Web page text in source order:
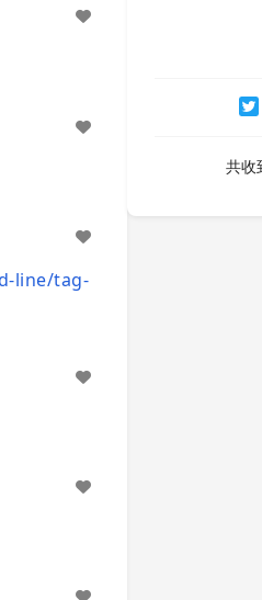
line/tag-
共收